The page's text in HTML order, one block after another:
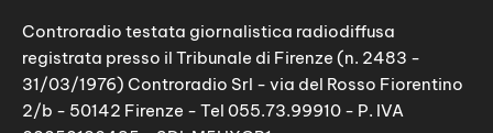
Controradio testata giornalistica radiodiffusa
registrata presso il Tribunale di Firenze (n. 2483 -
31/03/1976) Controradio Srl - via del Rosso Fiorentino
2/b - 50142 Firenze - Tel 055.73.99910 - P. IVA